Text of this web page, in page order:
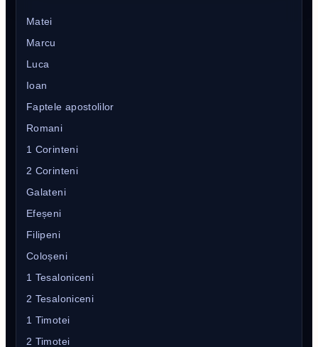
Matei
Marcu
Luca
Ioan
Faptele apostolilor
Romani
1 Corinteni
2 Corinteni
Galateni
Efeșeni
Filipeni
Coloșeni
1 Tesaloniceni
2 Tesaloniceni
1 Timotei
2 Timotei